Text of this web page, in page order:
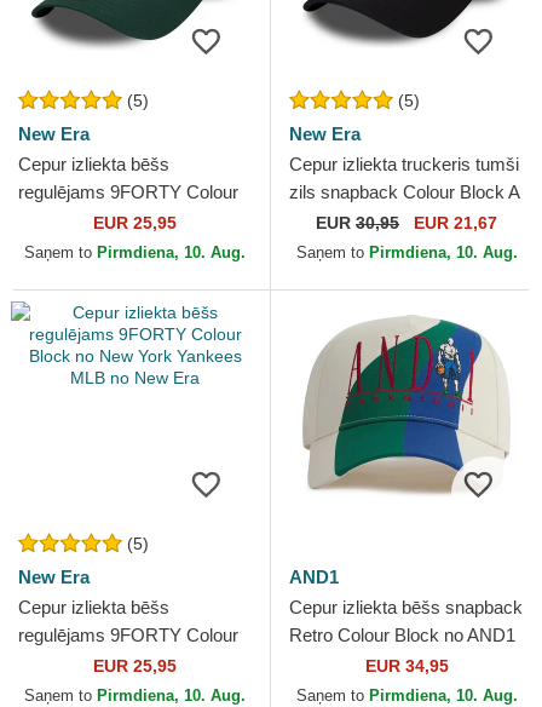
(5)
New Era
Cepur izliekta bēšs
regulējams 9FORTY Colour
Block no Oakland Athletics
MLB no New Era
EUR 25,95
Saņem to Pirmdiena, 10. Aug.
(5)
New Era
Cepur izliekta truckeris tumši
zils snapback Colour Block A
Frame no New York Yankees
MLB no New Era
EUR 30,95 EUR 21,67
Saņem to Pirmdiena, 10. Aug.
(5)
New Era
Cepur izliekta bēšs
regulējams 9FORTY Colour
Block no New York Yankees
MLB no New Era
EUR 25,95
Saņem to Pirmdiena, 10. Aug.
AND1
Cepur izliekta bēšs snapback
Retro Colour Block no AND1
EUR 34,95
Saņem to Pirmdiena, 10. Aug.